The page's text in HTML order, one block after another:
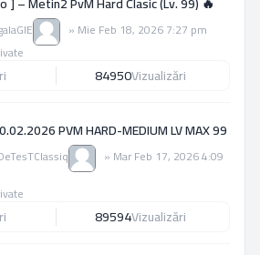
» Mie Feb 18, 2026 7:27 pm
84950Vizualizări
PVM HARD-MEDIUM LV MAX 99
» Mar Feb 17, 2026 4:09
89594Vizualizări